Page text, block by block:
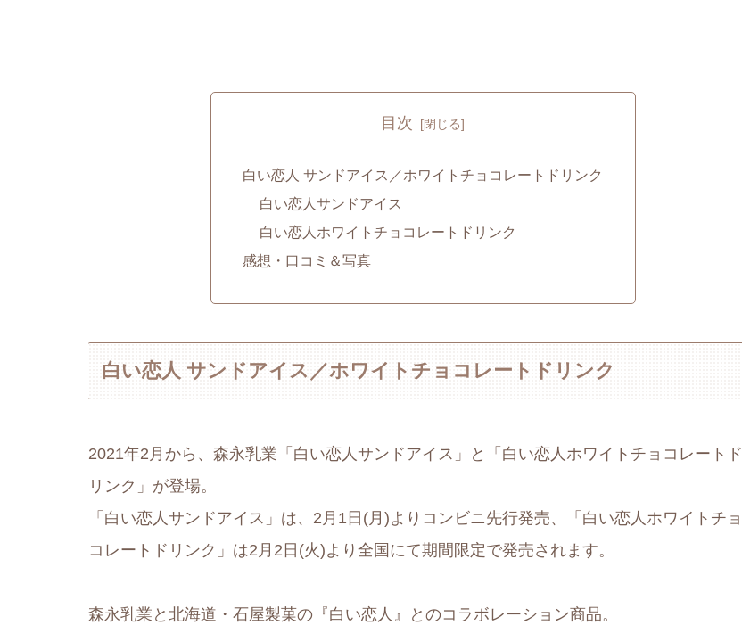
目次
白い恋人 サンドアイス／ホワイトチョコレートドリンク
白い恋人サンドアイス
白い恋人ホワイトチョコレートドリンク
感想・口コミ＆写真
白い恋人 サンドアイス／ホワイトチョコレートドリンク
2021年2月から、森永乳業「白い恋人サンドアイス」と「白い恋人ホワイトチョコレートド
リンク」が登場。
「白い恋人サンドアイス」は、2月1日(月)よりコンビニ先行発売、「白い恋人ホワイトチョ
コレートドリンク」は2月2日(火)より全国にて期間限定で発売されます。
森永乳業と北海道・石屋製菓の『白い恋人』とのコラボレーション商品。